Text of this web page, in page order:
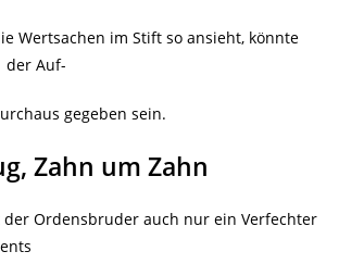
Wertsachen im Stift so ansieht, könnte
der Auf-
gegeben sein.
Zahn um Zahn
Ordensbruder auch nur ein Verfechter